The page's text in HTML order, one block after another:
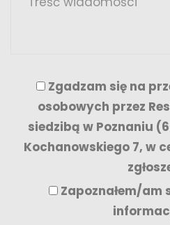
Zgadzam się na
osobowych przez
siedzibą w Poznaniu
Kochanowskiego 7, w
Zapoznałem/am